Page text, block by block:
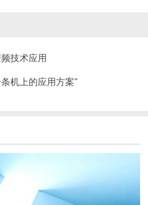
技术应用
机上的应用方案"